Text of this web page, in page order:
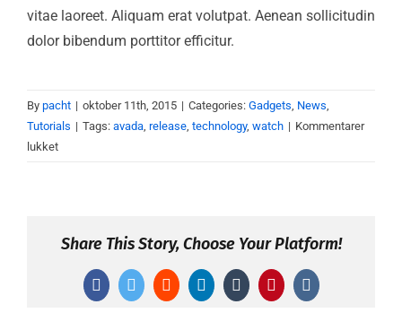
vitae laoreet. Aliquam erat volutpat. Aenean sollicitudin
dolor bibendum porttitor efficitur.
By pacht | oktober 11th, 2015 | Categories: Gadgets News
Tutorials | Tags: avada release technology, watch | Kommentarer
lukkettil
scelisque
Share This Story, Choose Your Platform!
Facebook
TwitterRedditLinkedInTumblrPinterest
Vk